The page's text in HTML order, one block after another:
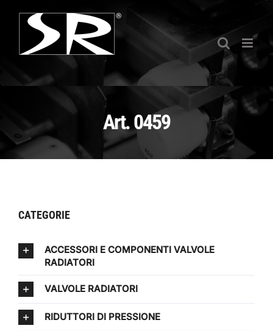
contenuto
Art. 0459
CATEGORIE
ACCESSORI E COMPONENTI VALVOLE
RADIATORI
VALVOLE RADIATORI
RIDUTTORI DI PRESSIONE